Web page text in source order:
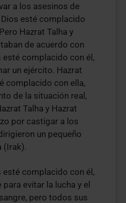
a los asesinos de
Dios esté complacido
Hazrat Talha y
de acuerdo con
esté complacido con él,
un ejército. Hazrat
complacido con ella,
de la situación real,
Talha y Hazrat
por castigar a los
un pequeño
(Irak).
esté complacido con él,
evitar la lucha y el
pero todos sus